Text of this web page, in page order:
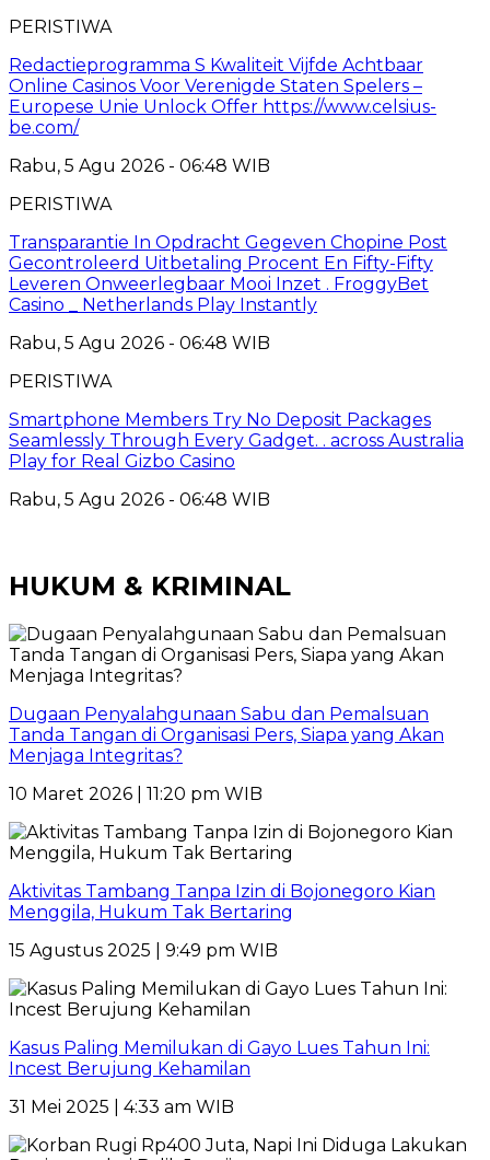
PERISTIWA
Redactieprogramma S Kwaliteit Vijfde Achtbaar
Online Casinos Voor Verenigde Staten Spelers –
Europese Unie Unlock Offer https://www.celsius-
be.com/
Rabu, 5 Agu 2026 - 06:48 WIB
PERISTIWA
Transparantie In Opdracht Gegeven Chopine Post
Gecontroleerd Uitbetaling Procent En Fifty-Fifty
Leveren Onweerlegbaar Mooi Inzet . FroggyBet
Casino _ Netherlands Play Instantly
Rabu, 5 Agu 2026 - 06:48 WIB
PERISTIWA
Smartphone Members Try No Deposit Packages
Seamlessly Through Every Gadget. . across Australia
Play for Real Gizbo Casino
Rabu, 5 Agu 2026 - 06:48 WIB
HUKUM & KRIMINAL
Dugaan Penyalahgunaan Sabu dan Pemalsuan
Tanda Tangan di Organisasi Pers, Siapa yang Akan
Menjaga Integritas?
10 Maret 2026 | 11:20 pm WIB
Aktivitas Tambang Tanpa Izin di Bojonegoro Kian
Menggila, Hukum Tak Bertaring
15 Agustus 2025 | 9:49 pm WIB
Kasus Paling Memilukan di Gayo Lues Tahun Ini:
Incest Berujung Kehamilan
31 Mei 2025 | 4:33 am WIB